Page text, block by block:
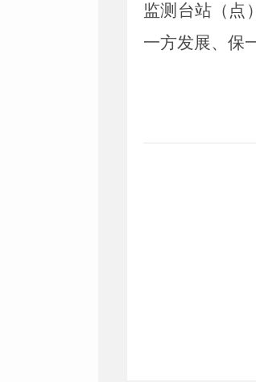
监测台站（点
一方发展、保